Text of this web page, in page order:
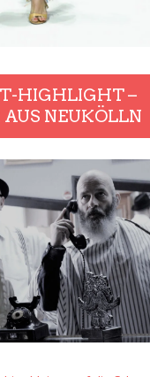
HIGHLIGHT –
AUS NEUKÖLLN